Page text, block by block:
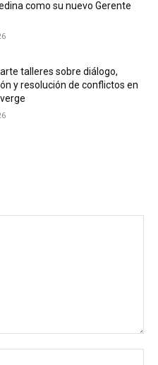
como su nuevo Gerente
talleres sobre diálogo,
y resolución de conflictos en